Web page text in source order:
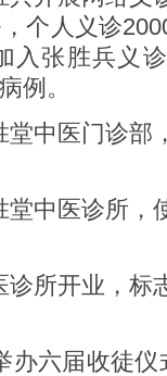
个人义诊
入张胜兵义
例。
中医门诊部
中医诊所，
所开业，标
办六届收徒